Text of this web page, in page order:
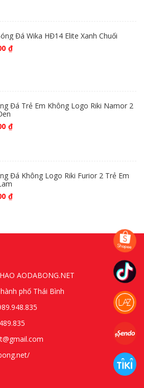
Đá Wika HĐ14 Elite Xanh Chuối
₫
Đá Trẻ Em Không Logo Riki Namor 2
₫
Đá Không Logo Riki Furior 2 Trẻ Em
₫
AODABONG.NET
phố Thái Bình